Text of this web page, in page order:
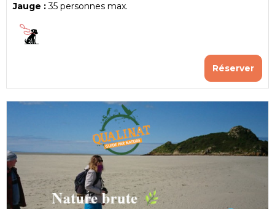
Jauge : 35 personnes max.
Réserver